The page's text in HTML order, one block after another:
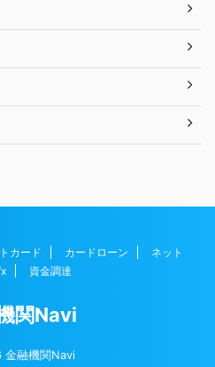
カード カードローン
ネット
資金調達
関Navi
融機関Navi